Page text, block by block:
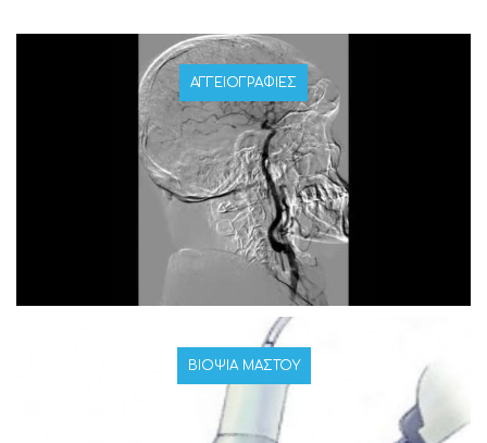
ΑΓΓΕΙΟΓΡΑΦΊΕΣ
ΒΙΟΨΊΑ ΜΑΣΤΟΎ